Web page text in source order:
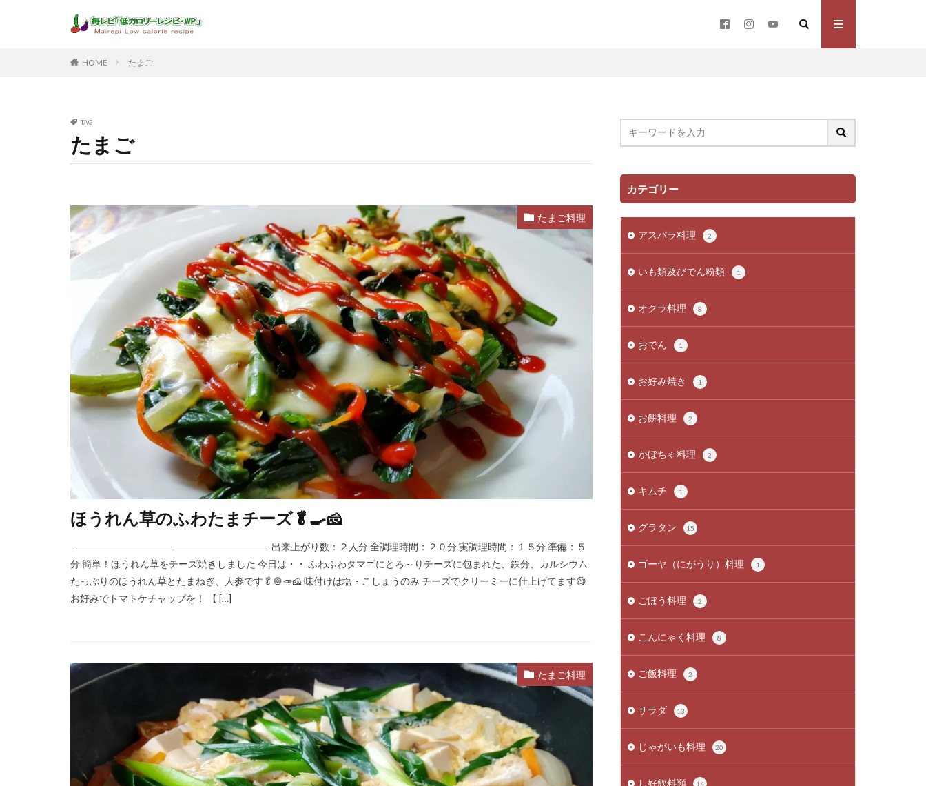
HOME たまご
TAG
たまご
たまご料理
ほうれん草のふわたまチーズ🥬🍳🧀
────────────── ────────────── 出来上がり数：２人分 全調理時間：２０分 実調理時間：１５分 準備：５
分 簡単！ほうれん草をチーズ焼きしました 今日は・・ ふわふわタマゴにとろ～りチーズに包まれた、鉄分、カルシウム
たっぷりのほうれん草とたまねぎ、人参です🥬🧅🥕🧀 味付けは塩・こしょうのみ チーズでクリーミーに仕上げてます😋
お好みでトマトケチャップを！ 【 […]
たまご料理
カテゴリー
アスパラ料理 2
いも類及びでん粉類 1
オクラ料理 8
おでん 1
お好み焼き 1
お餅料理 2
かぼちゃ料理 2
キムチ 1
グラタン 15
ゴーヤ（にがうり）料理 1
ごぼう料理 2
こんにゃく料理 8
ご飯料理 2
サラダ 13
じゃがいも料理 20
し好飲料類 14